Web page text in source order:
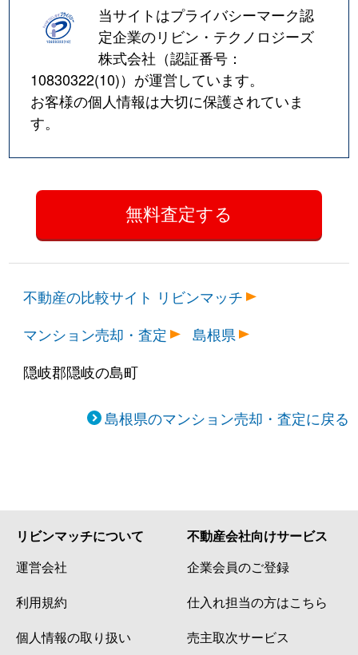
当サイトはプライバシーマーク認
定企業のリビン・テクノロジーズ
株式会社（認証番号：
10830322(10)）が運営しています。
お客様の個人情報は大切に保護されていま
す。
不動産の比較サイト リビンマッチ
マンション売却・査定
島根県
隠岐郡隠岐の島町
島根県のマンション売却・査定に戻る
リビンマッチについて
運営会社
利用規約
個人情報の取り扱い
不動産会社向けサービス
企業会員のご登録
仕入れ担当の方はこちら
売主取次サービス